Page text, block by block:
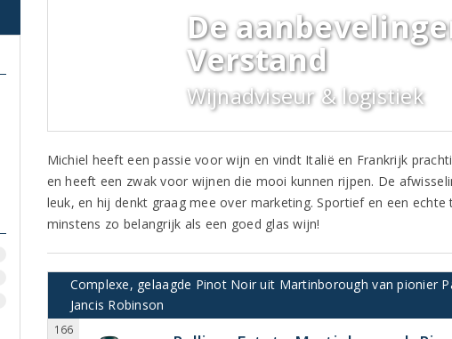
De
Verstand
Wijnadviseur & logistiek
Michiel heeft een passie voor wijn en vindt Italië en Frankrijk
en heeft een zwak voor wijnen die mooi kunnen rijpen. De
leuk, en hij denkt graag mee over marketing. Sportief en een
minstens zo belangrijk als een goed glas wijn!
Complexe, gelaagde Pinot Noir uit Martinborough van pionier
Jancis Robinson
166